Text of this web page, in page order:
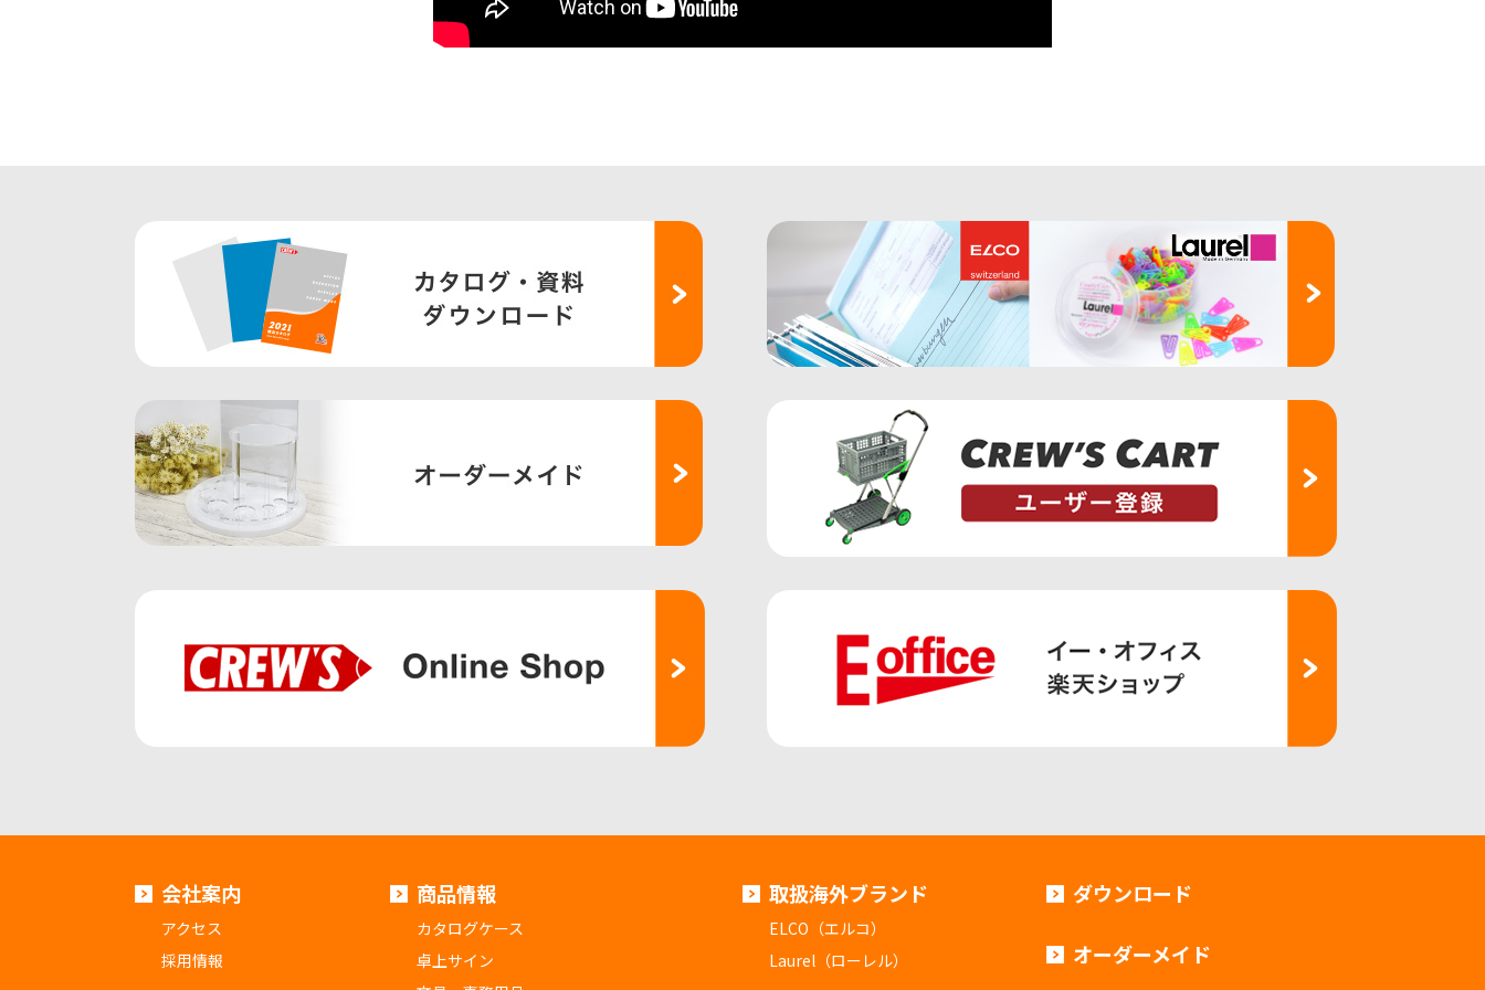
会社案内
アクセス
採用情報
商品情報
カタログケース
卓上サイン
取扱海外ブランド
ELCO（エルコ）
Laurel（ローレル）
ダウンロード
オーダーメイド